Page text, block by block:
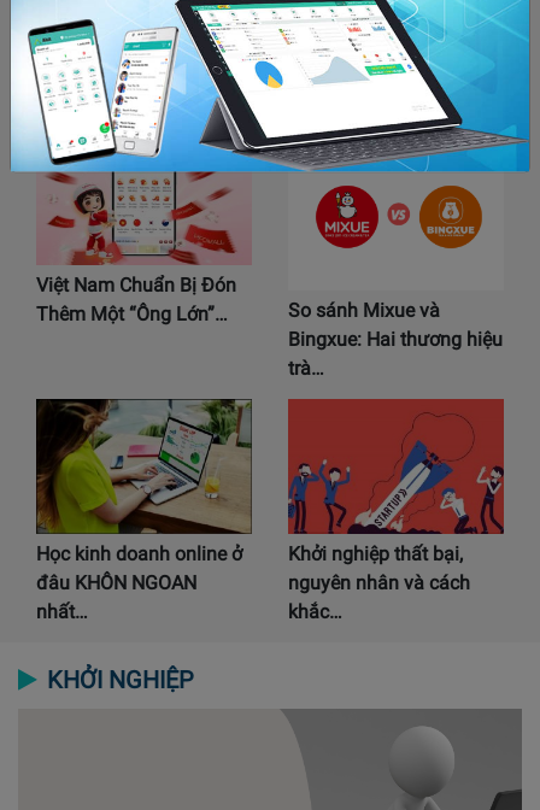
HDPE là gì? “Đầu tư
HDPE” trên TikTok là…
Hà Nội sẽ thoái vốn khỏi
Giầy Thượng Đình:…
Việt Nam Chuẩn Bị Đón
Thêm Một “Ông Lớn”…
So sánh Mixue và
Bingxue: Hai thương hiệu
trà…
Học kinh doanh online ở
đâu KHÔN NGOAN
nhất…
Khởi nghiệp thất bại,
nguyên nhân và cách
khắc…
KHỞI NGHIỆP